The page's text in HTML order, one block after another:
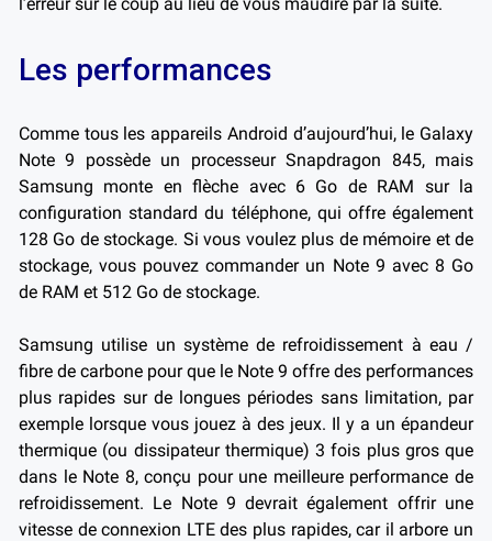
Les performances
Comme tous les appareils Android d’aujourd’hui, le Galaxy
Note 9 possède un processeur Snapdragon 845, mais
Samsung monte en flèche avec 6 Go de RAM sur la
configuration standard du téléphone, qui offre également
128 Go de stockage. Si vous voulez plus de mémoire et de
stockage, vous pouvez commander un Note 9 avec 8 Go
de RAM et 512 Go de stockage.
Samsung utilise un système de refroidissement à eau /
fibre de carbone pour que le Note 9 offre des performances
plus rapides sur de longues périodes sans limitation, par
exemple lorsque vous jouez à des jeux. Il y a un épandeur
thermique (ou dissipateur thermique) 3 fois plus gros que
dans le Note 8, conçu pour une meilleure performance de
refroidissement. Le Note 9 devrait également offrir une
vitesse de connexion LTE des plus rapides, car il arbore un